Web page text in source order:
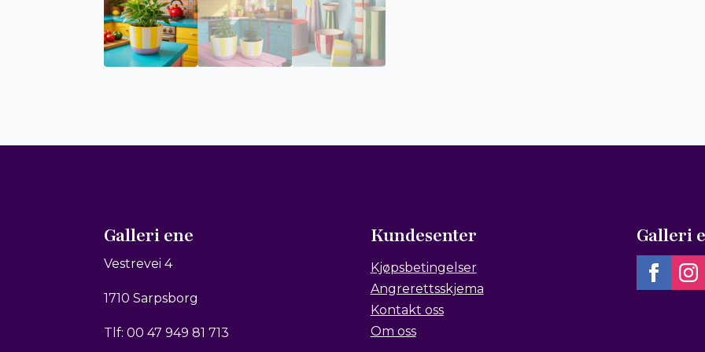
Galleri ene
Vestrevei 4
1710 Sarpsborg
Tlf: 00 47 949 81 713
Kundesenter
Kjøpsbetingelser
Angrerettsskjema
Kontakt oss
Om oss
Galleri